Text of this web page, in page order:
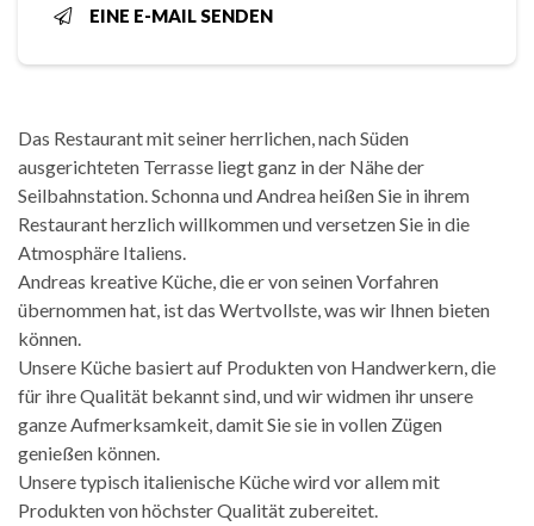
EINE E-MAIL SENDEN
Das Restaurant mit seiner herrlichen, nach Süden
ausgerichteten Terrasse liegt ganz in der Nähe der
Seilbahnstation. Schonna und Andrea heißen Sie in ihrem
Restaurant herzlich willkommen und versetzen Sie in die
Atmosphäre Italiens.
Andreas kreative Küche, die er von seinen Vorfahren
übernommen hat, ist das Wertvollste, was wir Ihnen bieten
können.
Unsere Küche basiert auf Produkten von Handwerkern, die
für ihre Qualität bekannt sind, und wir widmen ihr unsere
ganze Aufmerksamkeit, damit Sie sie in vollen Zügen
genießen können.
Unsere typisch italienische Küche wird vor allem mit
Produkten von höchster Qualität zubereitet.